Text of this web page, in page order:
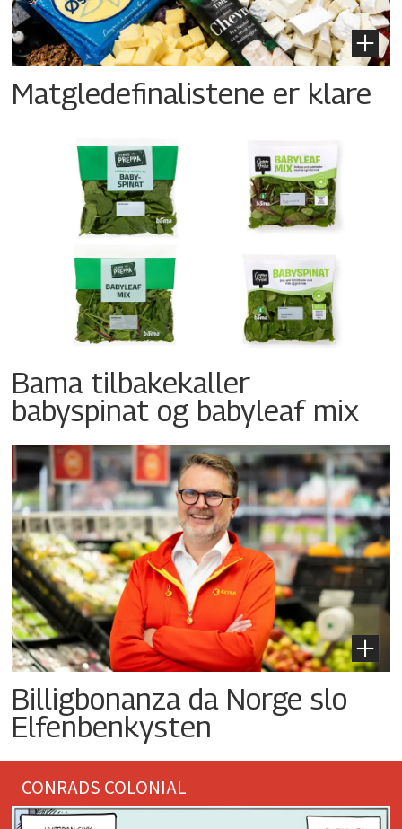
Matgledefinalistene er klare
Bama tilbakekaller
babyspinat og babyleaf mix
Billigbonanza da Norge slo
Elfenbenkysten
CONRADS COLONIAL